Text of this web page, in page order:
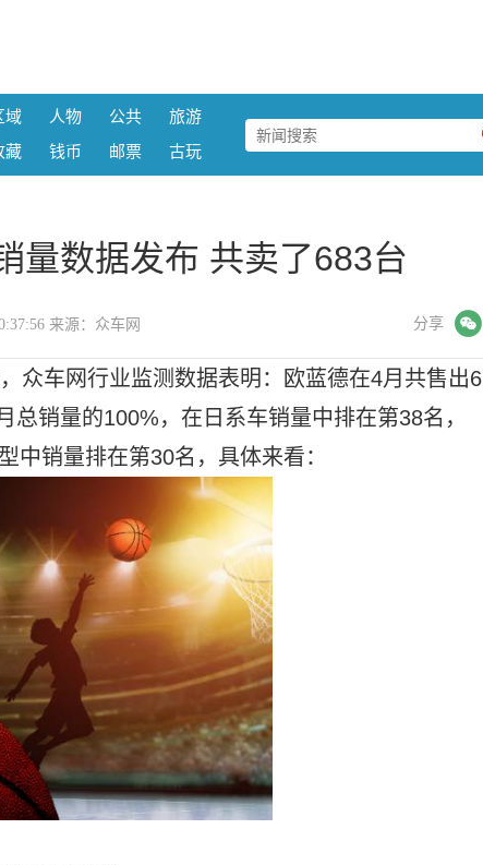
域 人物 公共
旅游
藏 钱币 邮票 古玩
量数据发布 共卖了683台
来源：众车网 分享
众车网行业监测数据表明：欧蓝德在4月共售出6
销量的100%，在日系车销量中排在第38名，
中销量排在第30名，具体来看：